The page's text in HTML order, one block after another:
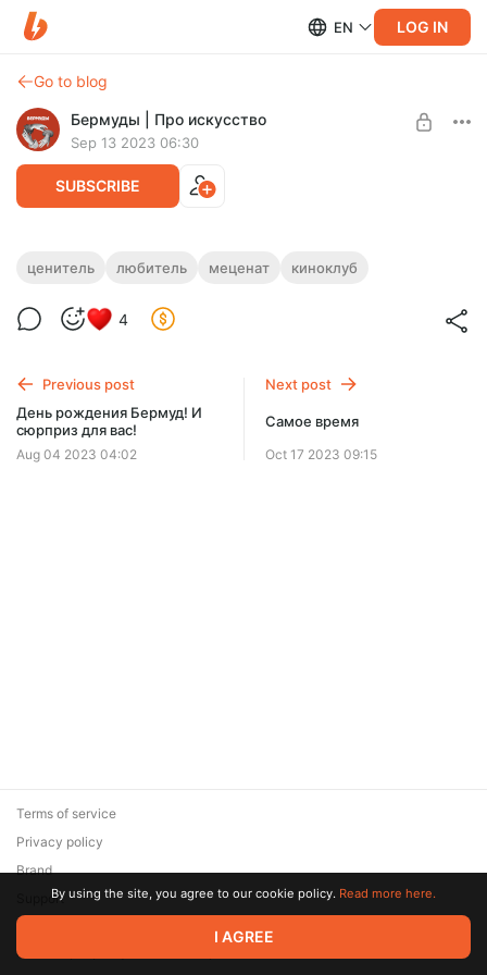
EN LOG IN
Go to blog
Бермуды | Про искусство
Sep 13 2023 06:30
SUBSCRIBE
Новая встреча киноклуба!
16 сентября встречаемся в онлайн-киноклубе
ценитель любитель меценат киноклуб
4
Previous post
День рождения Бермуд! И
сюрприз для вас!
Aug 04 2023 04:02
Next post
Самое время
Oct 17 2023 09:15
© 2026 Zaya Solutions Limited. All rights reserved. All trademarks
are the property of their respective owners.
Terms of service
Privacy policy
Brand
SupportBy using the site, you agree to our cookie policy. Read more here.
I AGREE